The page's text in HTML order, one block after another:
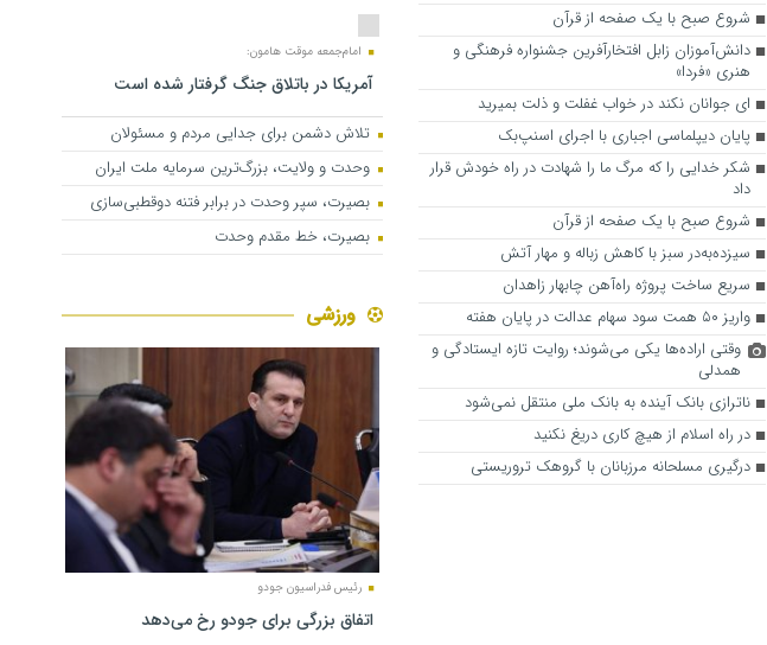
شروع صبح با یک صفحه از قرآن
دانش‌آموزان زابل افتخارآفرین جشنواره فرهنگی‌ و
هنری «فردا»
ای جوانان نکند در خواب غفلت و ذلت بمیرید
پایان دیپلماسی اجباری با اجرای اسنپ‌بک
شکر خدایی را که مرگ ما را شهادت در راه خودش قرار
داد
شروع صبح با یک صفحه از قرآن
سیزده‌به‌در سبز با کاهش زباله و مهار آتش
سریع ساخت پروژه راه‌آهن چابهار زاهدان
واریز ۵۰ همت سود سهام عدالت در پایان هفته
وقتی اراده‌ها یکی می‌شوند؛ روایت تازه ایستادگی و
همدلی
ناترازی بانک آینده به بانک ملی منتقل نمی‌شود
در راه اسلام از هیچ کاری دریغ نکنید
درگیری مسلحانه مرزبانان با گروهک تروریستی
امام‌جمعه موقت هامون:
آمریکا در باتلاق جنگ گرفتار شده است
تلاش دشمن برای جدایی مردم و مسئولان
وحدت و ولایت، بزرگ‌ترین سرمایه ملت ایران
بصیرت، سپر وحدت در برابر فتنه دوقطبی‌سازی
بصیرت، خط مقدم وحدت
ورزشی
رئیس فدراسیون جودو
اتفاق بزرگی برای جودو رخ می‌دهد